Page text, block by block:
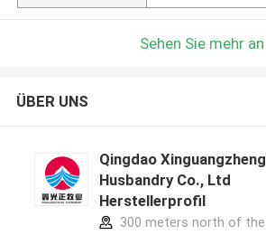
Sehen Sie mehr an
ÜBER UNS
Qingdao Xinguangzheng
Husbandry Co., Ltd
Herstellerprofil
300 meters north of the